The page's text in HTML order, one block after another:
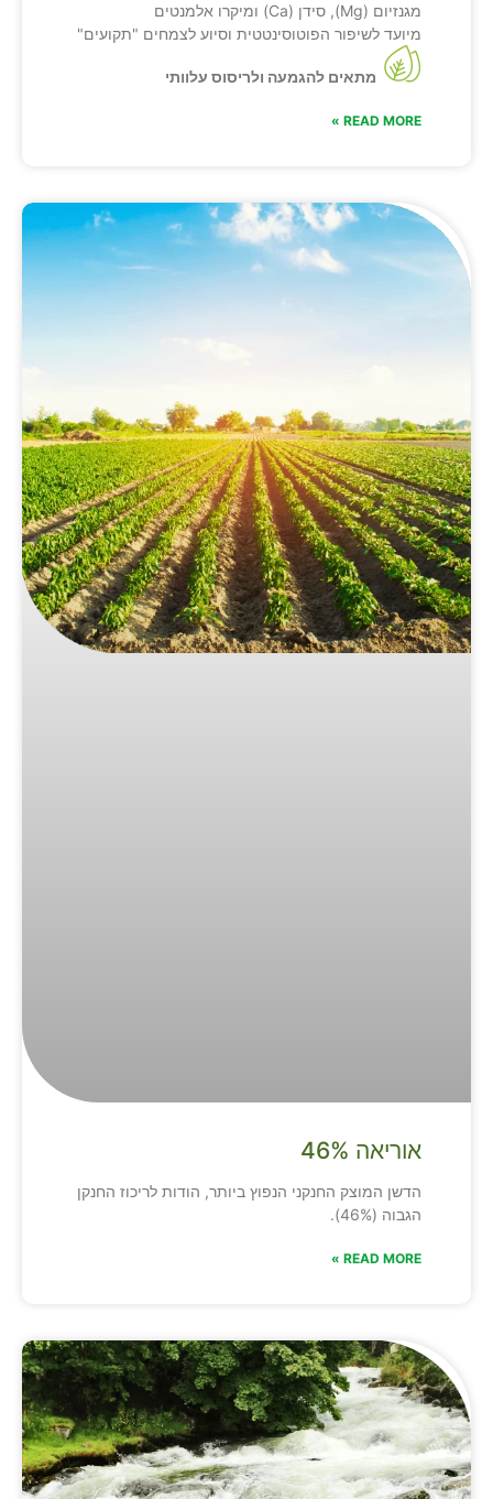
מגנזיום (Mg), סידן (Ca) ומיקרו אלמנטים
מיועד לשיפור הפוטוסינטטית וסיוע לצמחים "תקועים"
מתאים להגמעה ולריסוס עלוותי
READ MORE »
אוריאה 46%
הדשן המוצק החנקני הנפוץ ביותר, הודות לריכוז החנקן
הגבוה (46%).
READ MORE »